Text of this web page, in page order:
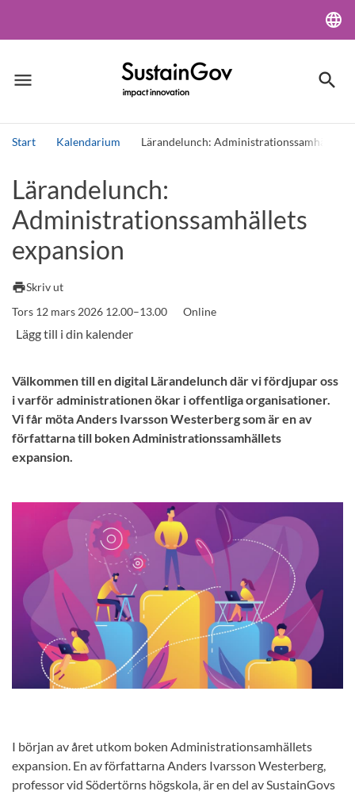
language
menu
Meny search
Sök
Start Kalendarium Lärandelunch: Administrationssamhällets
Lärandelunch:
Administrationssamhällets
expansion
printSkriv ut
Tors 12 mars 2026 12.00–13.00
Online
Välkommen till en digital Lärandelunch där vi fördjupar oss
i varför administrationen ökar i offentliga organisationer.
Vi får möta Anders Ivarsson Westerberg som är en av
författarna till boken Administrationssamhällets
expansion.
I början av året utkom boken Administrationsamhällets
expansion. En av författarna Anders Ivarsson Westerberg,
professor vid Södertörns högskola, är en del av SustainGovs